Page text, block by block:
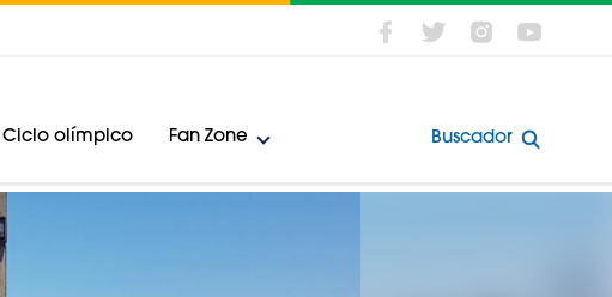
Ciclo olímpico Fan Zone Buscador